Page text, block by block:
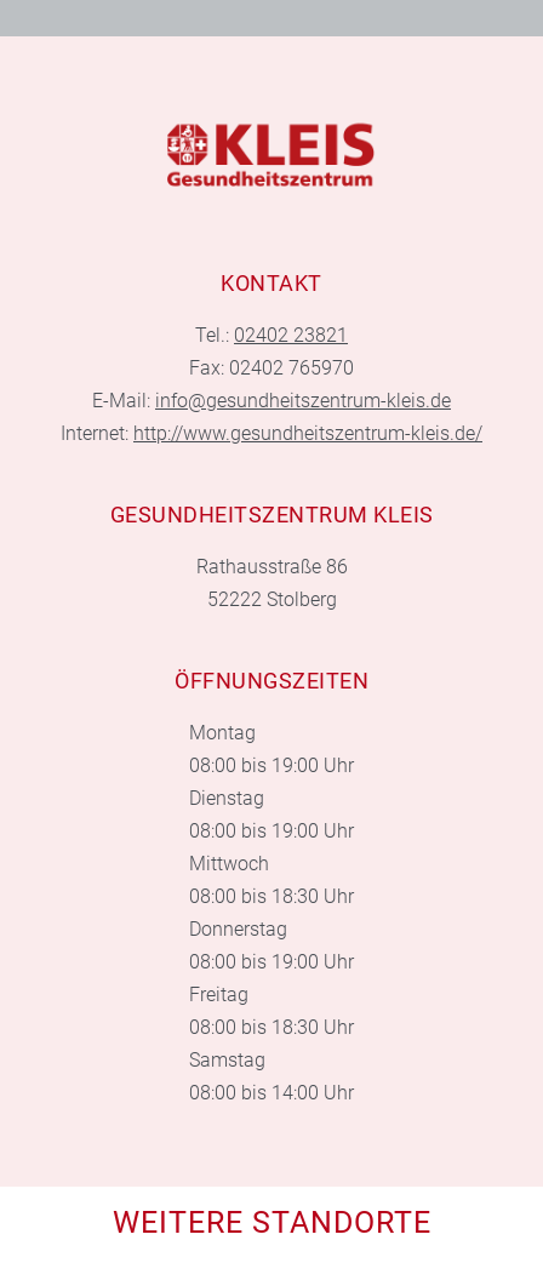
KONTAKT
Tel.: 02402 23821
Fax: 02402 765970
E-Mail: info@gesundheitszentrum-kleis.de
Internet: http://www.gesundheitszentrum-kleis.de/
GESUNDHEITSZENTRUM KLEIS
Rathausstraße 86
52222 Stolberg
ÖFFNUNGSZEITEN
Montag
08:00 bis 19:00 Uhr
Dienstag
08:00 bis 19:00 Uhr
Mittwoch
08:00 bis 18:30 Uhr
Donnerstag
08:00 bis 19:00 Uhr
Freitag
08:00 bis 18:30 Uhr
Samstag
08:00 bis 14:00 Uhr
WEITERE STANDORTE